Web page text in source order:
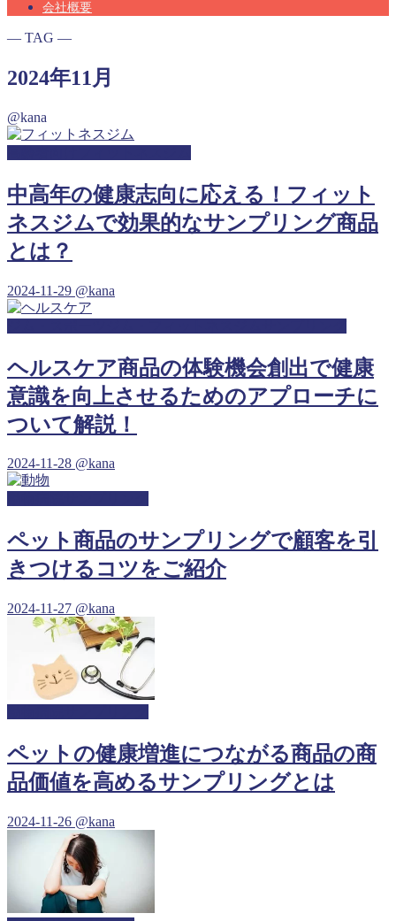
会社概要
― TAG ―
2024年11月
@kana
中高年の健康志向に応える！フィット
ネスジムで効果的なサンプリング商品
とは？
2024-11-29 @kana
ヘルスケア商品の体験機会創出で健康
意識を向上させるためのアプローチに
ついて解説！
2024-11-28 @kana
ペット商品のサンプリングで顧客を引
きつけるコツをご紹介
2024-11-27 @kana
ペットの健康増進につながる商品の商
品価値を高めるサンプリングとは
2024-11-26 @kana